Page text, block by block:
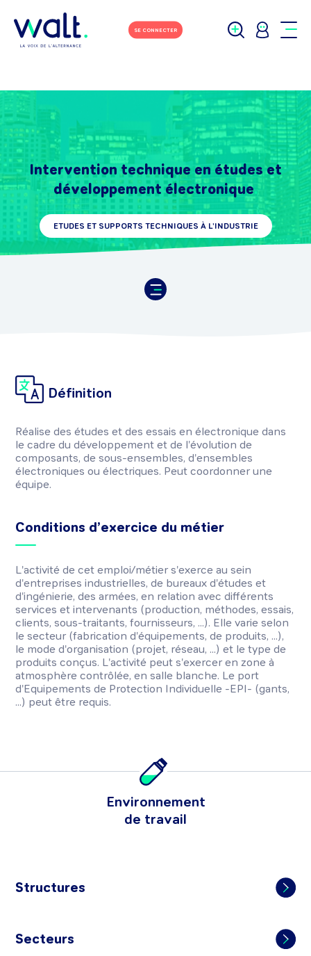
SE CONNECTER
Intervention technique en études et
développement électronique
ETUDES ET SUPPORTS TECHNIQUES À L'INDUSTRIE
Définition
Réalise des études et des essais en électronique dans
le cadre du développement et de l'évolution de
composants, de sous-ensembles, d'ensembles
électroniques ou électriques. Peut coordonner une
équipe.
Conditions d’exercice du métier
L'activité de cet emploi/métier s'exerce au sein
d'entreprises industrielles, de bureaux d'études et
d'ingénierie, des armées, en relation avec différents
services et intervenants (production, méthodes, essais,
clients, sous-traitants, fournisseurs, ...). Elle varie selon
le secteur (fabrication d'équipements, de produits, ...),
le mode d'organisation (projet, réseau, ...) et le type de
produits conçus. L'activité peut s'exercer en zone à
atmosphère contrôlée, en salle blanche. Le port
d'Equipements de Protection Individuelle -EPI- (gants,
...) peut être requis.
Environnement
de travail
Structures
Secteurs